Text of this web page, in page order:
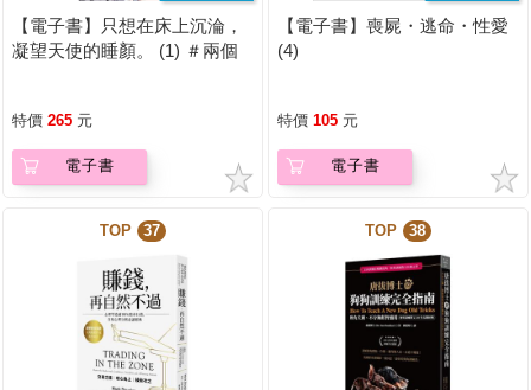
【電子書】只想在床上沉淪，
凝望天使的睡顏。 (1) ＃兩個
特價 265 元
電子書
【電子書】喪屍・逃命・性愛
(4)
特價 105 元
電子書
TOP 37 TOP 38